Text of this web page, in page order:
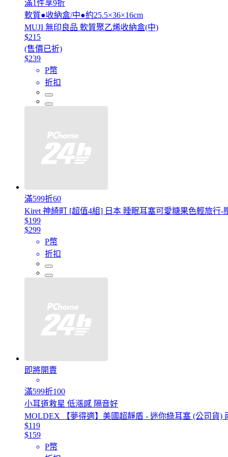
滿1件享9折
軟質●收納盒/中●約25.5×36×16cm
MUJI 無印良品 軟質聚乙烯收納盒(中)
$215
(售價已折)
$239
P幣
折扣
滿599折60
Kiret 神綺町 [超值4組] 日本 睡眠耳塞可愛糖果色輕旅行-
$199
$299
P幣
折扣
即將開賣
滿599折100
小耳道救星 低漲感 隔音好
MOLDEX 【夢得適】美國超靜盾 - 迷你綠耳塞 (公司貨)
$119
$159
P幣